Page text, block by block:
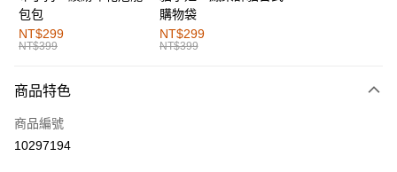
全家取貨付款
每筆NT$60，滿NT$1,000(含以上)免運費
付款後全家取貨
萊爾富取貨付款
包包
NT$299
NT$399
購物袋
NT$299
NT$399
商品特色
商品編號
10297194